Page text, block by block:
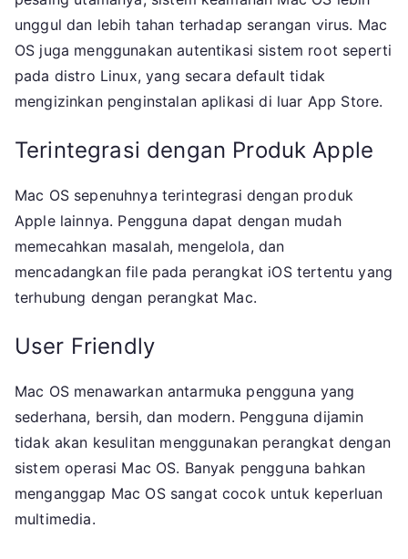
unggul dan lebih tahan terhadap serangan virus. Mac
OS juga menggunakan autentikasi sistem root seperti
pada distro Linux, yang secara default tidak
mengizinkan penginstalan aplikasi di luar App Store.
Terintegrasi dengan Produk Apple
Mac OS sepenuhnya terintegrasi dengan produk
Apple lainnya. Pengguna dapat dengan mudah
memecahkan masalah, mengelola, dan
mencadangkan file pada perangkat iOS tertentu yang
terhubung dengan perangkat Mac.
User Friendly
Mac OS menawarkan antarmuka pengguna yang
sederhana, bersih, dan modern. Pengguna dijamin
tidak akan kesulitan menggunakan perangkat dengan
sistem operasi Mac OS. Banyak pengguna bahkan
menganggap Mac OS sangat cocok untuk keperluan
multimedia.